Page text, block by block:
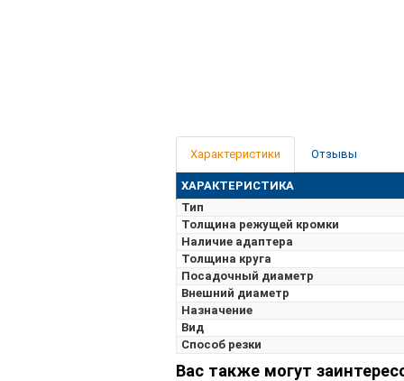
Характеристики Отзывы
ХАРАКТЕРИСТИКА
Тип
Толщина режущей кромки
Наличие адаптера
Толщина круга
Посадочный диаметр
Внешний диаметр
Назначение
Вид
Способ резки
Вас также могут